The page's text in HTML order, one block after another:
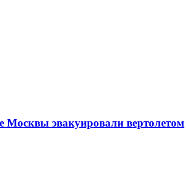
эвакуировали вертолетом